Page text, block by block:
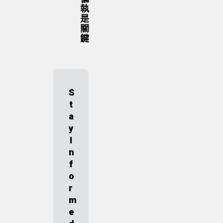
執
是
關
鍵
S
t
a
y
I
n
f
o
r
m
e